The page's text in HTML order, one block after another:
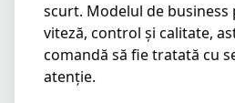
scurt. Modelul de business
viteză, control și calitate,
comandă să fie tratată cu
atenție.